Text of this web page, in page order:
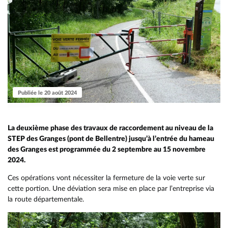
Publiée le 20 août 2024
La deuxième phase des travaux de raccordement au niveau de la
STEP des Granges (pont de Bellentre) jusqu’à l’entrée du hameau
des Granges est programmée du 2 septembre au 15 novembre
2024.
Ces opérations vont nécessiter la fermeture de la voie verte sur
cette portion. Une déviation sera mise en place par l’entreprise via
la route départementale.